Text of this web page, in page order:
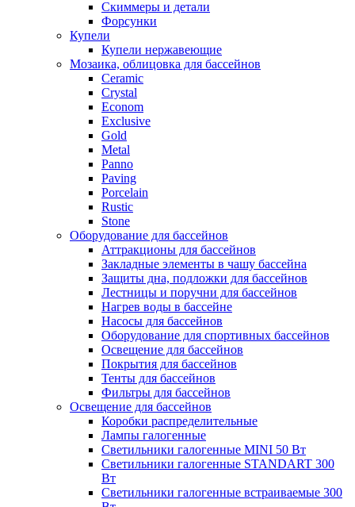
Скиммеры и детали
Форсунки
Купели
Купели нержавеющие
Мозаика, облицовка для бассейнов
Ceramic
Crystal
Econom
Exclusive
Gold
Metal
Panno
Paving
Porcelain
Rustic
Stone
Оборудование для бассейнов
Аттракционы для бассейнов
Закладные элементы в чашу бассейна
Защиты дна, подложки для бассейнов
Лестницы и поручни для бассейнов
Нагрев воды в бассейне
Насосы для бассейнов
Оборудование для спортивных бассейнов
Освещение для бассейнов
Покрытия для бассейнов
Тенты для бассейнов
Фильтры для бассейнов
Освещение для бассейнов
Коробки распределительные
Лампы галогенные
Светильники галогенные MINI 50 Вт
Светильники галогенные STANDART 300
Вт
Светильники галогенные встраиваемые 300